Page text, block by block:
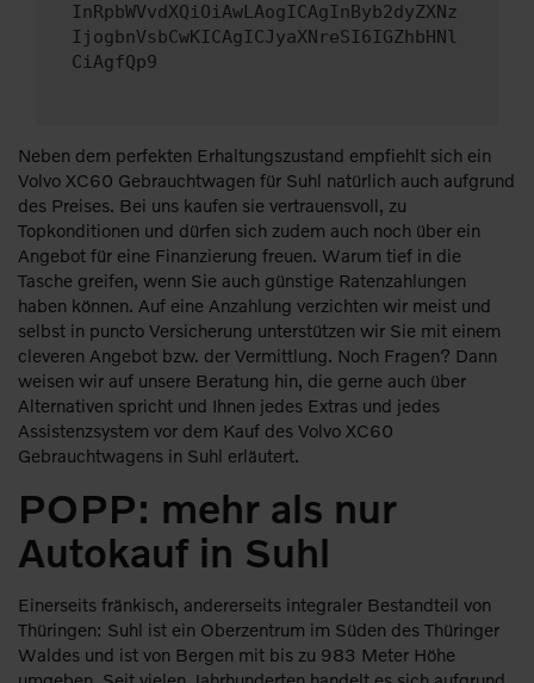
InRpbWVvdXQiOiAwLAogICAgInByb2dyZXNz
IjogbnVsbCwKICAgICJyaXNreSI6IGZhbHNl
CiAgfQp9
Neben dem perfekten Erhaltungszustand empfiehlt sich ein
Volvo XC60 Gebrauchtwagen für Suhl natürlich auch aufgrund
des Preises. Bei uns kaufen sie vertrauensvoll, zu
Topkonditionen und dürfen sich zudem auch noch über ein
Angebot für eine Finanzierung freuen. Warum tief in die
Tasche greifen, wenn Sie auch günstige Ratenzahlungen
haben können. Auf eine Anzahlung verzichten wir meist und
selbst in puncto Versicherung unterstützen wir Sie mit einem
cleveren Angebot bzw. der Vermittlung. Noch Fragen? Dann
weisen wir auf unsere Beratung hin, die gerne auch über
Alternativen spricht und Ihnen jedes Extras und jedes
Assistenzsystem vor dem Kauf des Volvo XC60
Gebrauchtwagens in Suhl erläutert.
POPP: mehr als nur
Autokauf in Suhl
Einerseits fränkisch, andererseits integraler Bestandteil von
Thüringen: Suhl ist ein Oberzentrum im Süden des Thüringer
Waldes und ist von Bergen mit bis zu 983 Meter Höhe